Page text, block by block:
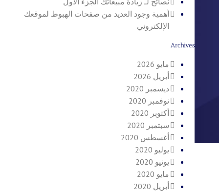
أهمية وجود العديد من صفحات الهبوط لموقعك
الإلكتروني
Archives
مايو 2026
أبريل 2026
ديسمبر 2020
نوفمبر 2020
أكتوبر 2020
سبتمبر 2020
أغسطس 2020
يوليو 2020
يونيو 2020
مايو 2020
أبريل 2020